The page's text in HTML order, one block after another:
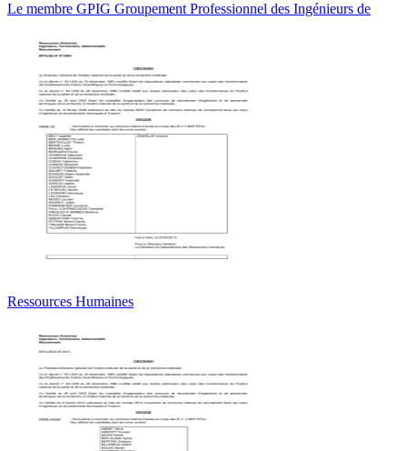
Le membre GPIG Groupement Professionnel des Ingénieurs de
Ressources Humaines